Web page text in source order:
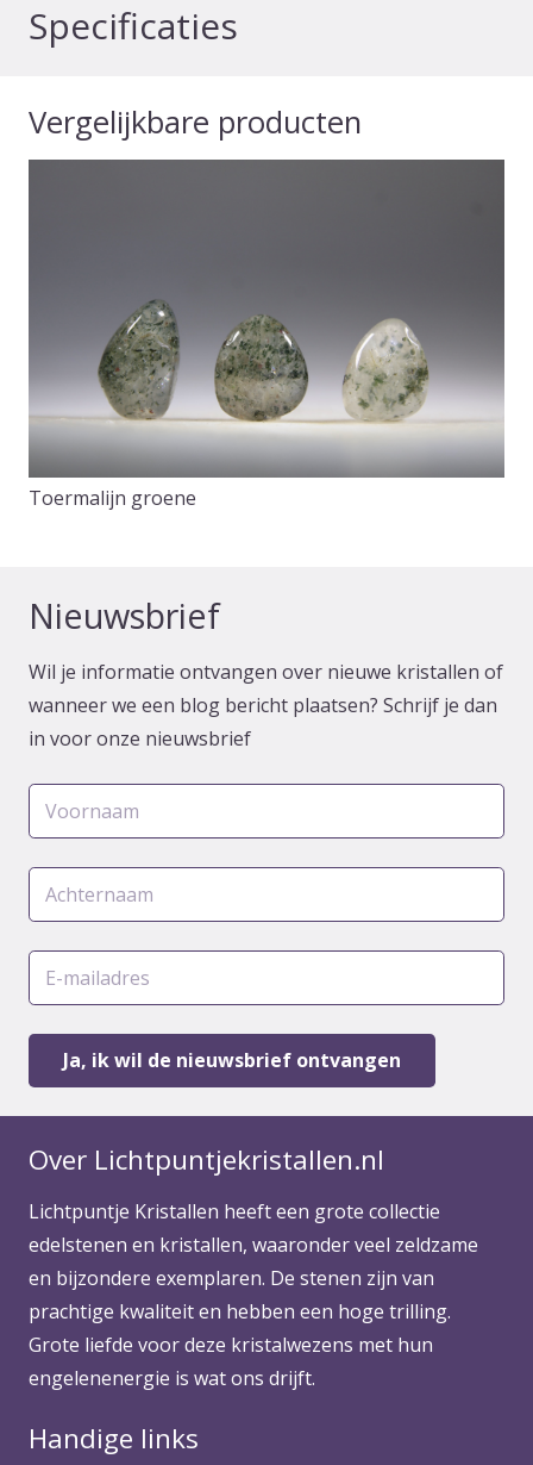
Specificaties
Vergelijkbare producten
Toermalijn groene
Nieuwsbrief
Wil je informatie ontvangen over nieuwe kristallen of
wanneer we een blog bericht plaatsen? Schrijf je dan
in voor onze nieuwsbrief
Over Lichtpuntjekristallen.nl
Lichtpuntje Kristallen heeft een grote collectie
edelstenen en kristallen, waaronder veel zeldzame
en bijzondere exemplaren. De stenen zijn van
prachtige kwaliteit en hebben een hoge trilling.
Grote liefde voor deze kristalwezens met hun
engelenenergie is wat ons drijft.
Handige links